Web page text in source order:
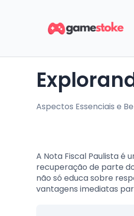
Aspectos Essenciais e
A Nota Fiscal Paulista é
recuperação de parte
não só educa sobre
vantagens imediatas